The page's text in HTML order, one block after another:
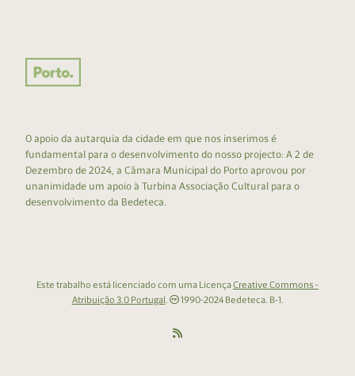
O apoio da autarquia da cidade em que nos inserimos é
fundamental para o desenvolvimento do nosso projecto: A 2 de
Dezembro de 2024, a Câmara Municipal do Porto aprovou por
unanimidade um apoio à Turbina Associação Cultural para o
desenvolvimento da Bedeteca.
Este trabalho está licenciado com uma LicençaCreative Commons -
Atribuição 3.0 Portugal. 1990-2024 Bedeteca. B-1.